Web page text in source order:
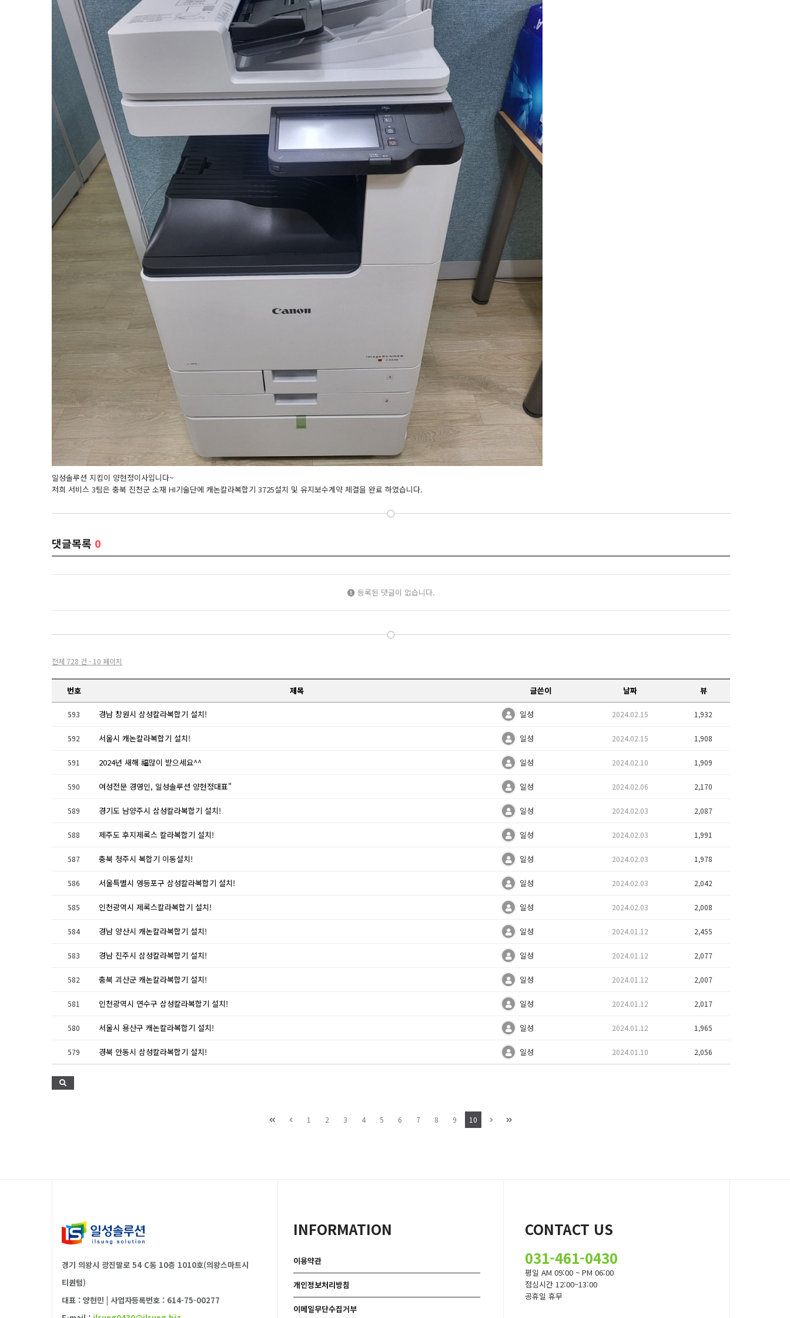
일성솔루션 지킴이 양현정이사입니다~
저희 서비스 3팀은 충북 진천군 소재 HI기술단에 캐논칼라복합기 3725설치 및 유지보수계약 체결을 완료 하였습니다.
댓글목록 0
등록된 댓글이 없습니다.
전체 728 건 - 10 페이지
번호 제목 글쓴이 날짜 뷰
593 경남 창원시 삼성칼라복합기 설치! 일성 2024.02.15 1,932
592 서울시 캐논칼라복합기 설치! 일성 2024.02.15 1,908
591 2024년 새해 福많이 받으세요^^ 일성 2024.02.10 1,909
590 여성전문 경영인, 일성솔루션 양현정대표" 일성 2024.02.06 2,170
589 경기도 남양주시 삼성칼라복합기 설치! 일성 2024.02.03 2,087
588 제주도 후지제록스 칼라복합기 설치! 일성 2024.02.03 1,991
587 충북 청주시 복합기 이동설치! 일성 2024.02.03 1,978
586 서울특별시 영등포구 삼성칼라복합기 설치! 일성 2024.02.03 2,042
585 인천광역시 제록스칼라복합기 설치! 일성 2024.02.03 2,008
584 경남 양산시 캐논칼라복합기 설치! 일성 2024.01.12 2,455
583 경남 진주시 삼성칼라복합기 설치! 일성 2024.01.12 2,077
582 충북 괴산군 캐논칼라복합기 설치! 일성 2024.01.12 2,007
581 인천광역시 연수구 삼성칼라복합기 설치! 일성 2024.01.12 2,017
580 서울시 용산구 캐논칼라복합기 설치! 일성 2024.01.12 1,965
579 경북 안동시 삼성칼라복합기 설치! 일성 2024.01.10 2,056
1 2 3 4 5 6 7 8 9 10
경기 의왕시 광진말로 54 C동 10층 1010호(의왕스마트시
티퀀텀)
대표 : 양현민 | 사업자등록번호 : 614-75-00277
INFORMATION
이용약관
개인정보처리방침
이메일무단수집거부
CONTACT US
031-461-0430
평일 AM 09:00 ~ PM 06:00
점심시간 12:00~13:00
공휴일 휴무